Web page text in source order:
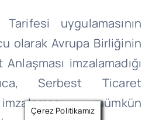
uygulamasının
olarak Avrupa Birliğinin
imzalamadığı
Serbest Ticaret
mümkün
Çerez Politikamız